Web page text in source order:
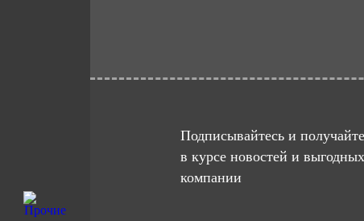
Подписывайтесь и
в курсе новостей и
компании